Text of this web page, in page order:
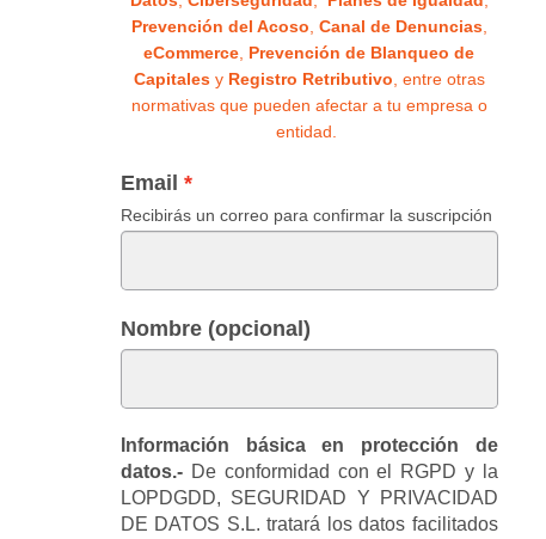
Prevención del Acoso, Canal de Denuncias,
eCommerce, Prevención de Blanqueo de
Capitalesy Registro Retributivo, entre otras
normativas que pueden afectar a tu empresa o
entidad.
Email
Recibirás un correo para confirmar la suscripción
Nombre (opcional)
Información básica en protección de
datos.-De conformidad con el RGPD y la
LOPDGDD, SEGURIDAD Y PRIVACIDAD
DE DATOS S.L. tratará los datos facilitados